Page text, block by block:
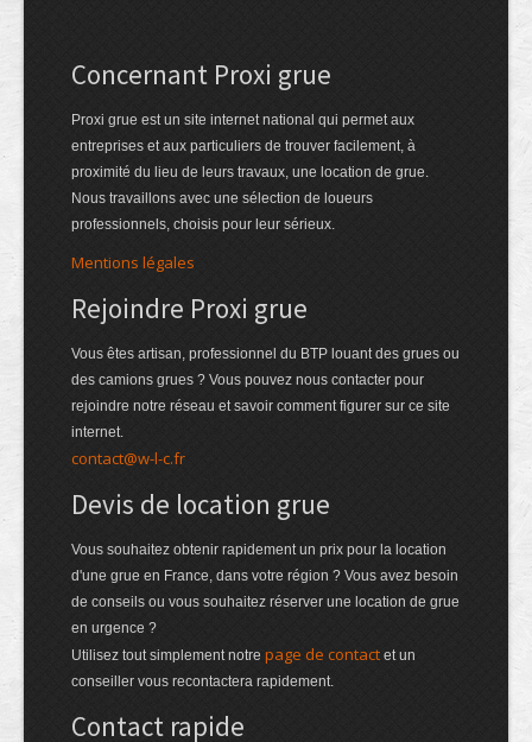
Concernant Proxi grue
Proxi grue est un site internet national qui permet aux
entreprises et aux particuliers de trouver facilement, à
proximité du lieu de leurs travaux, une location de grue.
Nous travaillons avec une sélection de loueurs
professionnels, choisis pour leur sérieux.
Mentions légales
Rejoindre Proxi grue
Vous êtes artisan, professionnel du BTP louant des grues ou
des camions grues ? Vous pouvez nous contacter pour
rejoindre notre réseau et savoir comment figurer sur ce site
internet.
contact@w-l-c.fr
Devis de location grue
Vous souhaitez obtenir rapidement un prix pour la location
d'une grue en France, dans votre région ? Vous avez besoin
de conseils ou vous souhaitez réserver une location de grue
en urgence ?
Utilisez tout simplement notre page de contact et un
conseiller vous recontactera rapidement.
Contact rapide